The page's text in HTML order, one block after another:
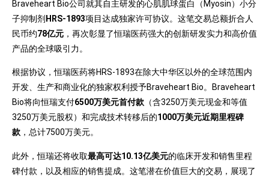
Braveheart Bio公司就其自主研发的心肌肌球蛋白（Myosin）小分
子抑制剂 HRS-1893项目达成独家许可协议。这笔交易总额折合人
民币约78亿元 ，再次彰显了恒瑞医药强大的创新研发实力和高价值
产品的全球吸引力。
根据协议，恒瑞医药将HRS-1893在除大中华区以外的全球范围内
开发、生产和商业化的独家权利授予Braveheart Bio。Braveheart
Bio将向恒瑞支付6500万美元首付款 （含3250万美元现金和等值
3250万美元股权）和完成技术转移后的1000万美元近期里程碑
款 ，总计7500万美元。
此外，恒瑞还将收取最高可达10.13亿美元的临床开发和销售里程
碑付款，以及相应的销售提成。这笔潜在价值巨大的交易，展现了